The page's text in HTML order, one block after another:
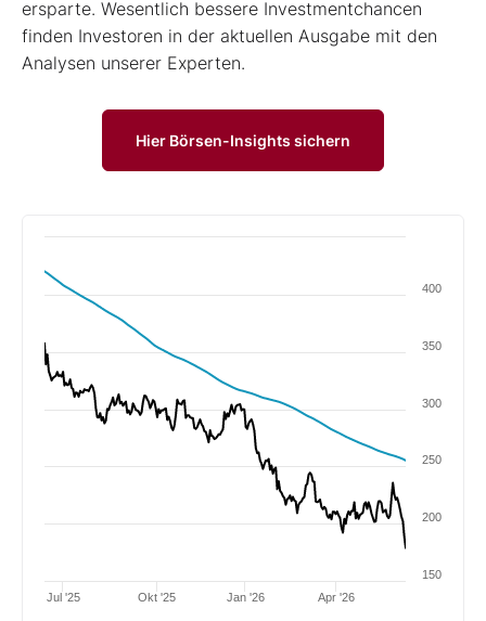
ersparte. Wesentlich bessere Investmentchancen
finden Investoren in der aktuellen Ausgabe mit den
Analysen unserer Experten.
Hier Börsen-Insights sichern
Jul '25 Jan '26
Okt '25 Apr '26
150
200
250
300
350
400